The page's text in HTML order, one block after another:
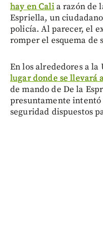
hay en Calia razón de
Espriella, un
policía. Al parecer, el
romper el esquema de
En los alrededores a
lugar donde se llevará
de mando de De la
presuntamente
seguridad dispuestos